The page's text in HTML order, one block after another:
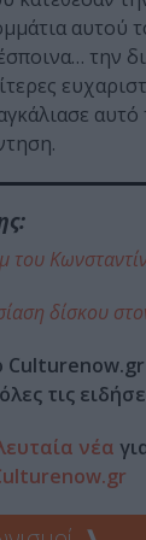
αυτού
την
του
δίσκου
τις
νέα